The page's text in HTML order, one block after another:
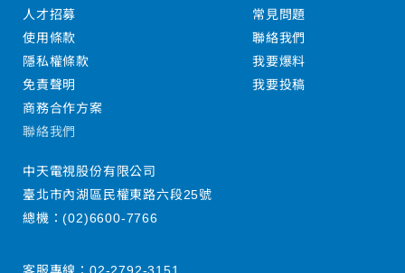
人才招募
使用條款
隱私權條款
免責聲明
商務合作方案
常見問題
聯絡我們
我要爆料
我要投稿
聯絡我們
中天電視股份有限公司
臺北市內湖區民權東路六段25號
總機：(02)6600-7766
客服專線： 02-2792-3151